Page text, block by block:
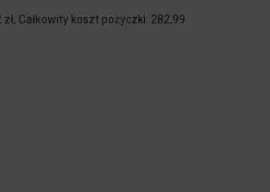
Całkowity koszt pożyczki: 282,99